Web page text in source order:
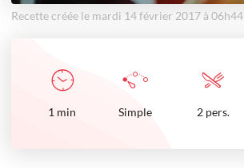
Recette créée le mardi 14 février 2017 à 06h44
1 min Simple 2 pers.